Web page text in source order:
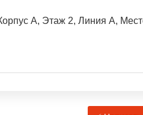
А, Этаж 2, Линия А,